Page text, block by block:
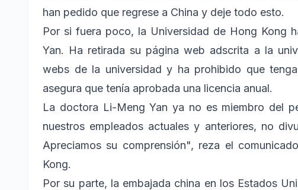
han pedido que regrese a China y deje todo esto.
Por si fuera poco, la Universidad de Hong Kong
Yan. Ha retirada su página web adscrita a la
webs de la universidad y ha prohibido que
asegura que tenía aprobada una licencia anual.
La doctora Li-Meng Yan ya no es miembro del
nuestros empleados actuales y anteriores, no
Apreciamos su comprensión", reza el
Kong.
Por su parte, la embajada china en los Estados